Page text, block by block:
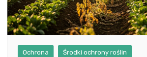
Ochrona Środki ochrony roślin